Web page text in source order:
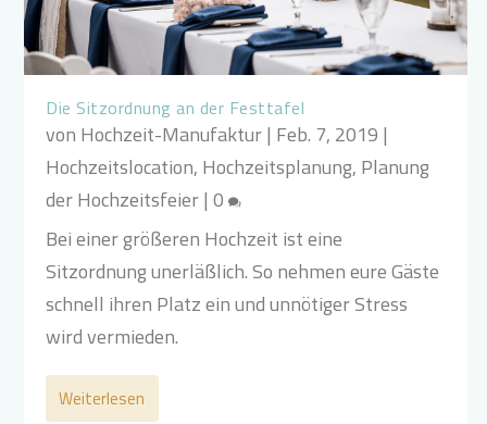
Die Sitzordnung an der Festtafel
von Hochzeit-Manufaktur| Feb. 7, 2019 |
Hochzeitslocation, Hochzeitsplanung, Planung
der Hochzeitsfeier|0
Bei einer größeren Hochzeit ist eine
Sitzordnung unerläßlich. So nehmen eure Gäste
schnell ihren Platz ein und unnötiger Stress
wird vermieden.
Weiterlesen